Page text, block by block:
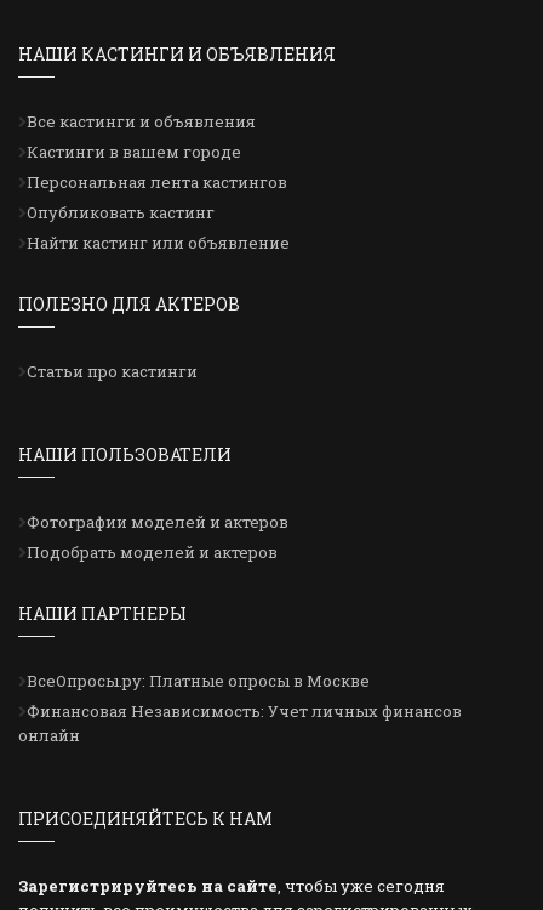
НАШИ КАСТИНГИ И ОБЪЯВЛЕНИЯ
Все кастинги и объявления
Кастинги в вашем городе
Персональная лента кастингов
Опубликовать кастинг
Найти кастинг или объявление
ПОЛЕЗНО ДЛЯ АКТЕРОВ
Статьи про кастинги
НАШИ ПОЛЬЗОВАТЕЛИ
Фотографии моделей и актеров
Подобрать моделей и актеров
НАШИ ПАРТНЕРЫ
ВсеОпросы.ру: Платные опросы в Москве
Финансовая Независимость: Учет личных финансов
онлайн
ПРИСОЕДИНЯЙТЕСЬ К НАМ
Зарегистрируйтесь на сайте, чтобы уже сегодня